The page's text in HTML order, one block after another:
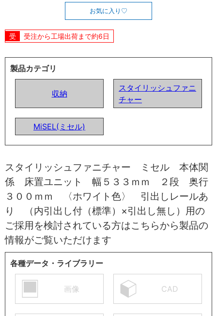
お気に入り
受注から工場出荷まで約6日
製品カテゴリ
収納
スタイリッシュファニ
チャー
MiSEL(ミセル)
スタイリッシュファニチャー ミセル 本体関
係 床置ユニット 幅５３３ｍｍ ２段 奥行
３００ｍｍ 〈ホワイト色〉 引出しレールあ
り （内引出し付（標準）×引出し無し）用の
ご採用を検討されている方はこちらから製品の
情報がご覧いただけます
各種データ・ライブラリー
画像 CAD